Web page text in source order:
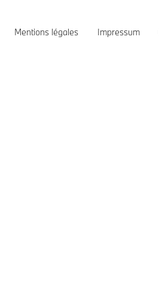
Nous contacter
Rappel d'informations
Mentions légales Impressum